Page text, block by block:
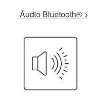
Áudio Bluetooth® >